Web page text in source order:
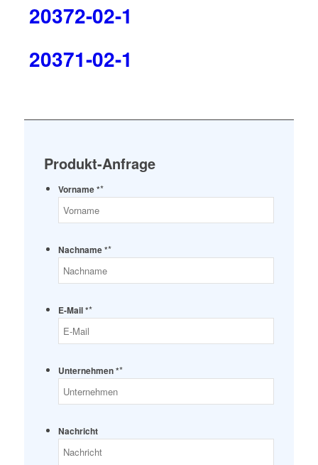
20372-02-1
20371-02-1
Produkt-Anfrage
Vorname **
Nachname **
E-Mail **
Unternehmen **
Nachricht